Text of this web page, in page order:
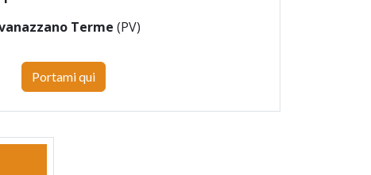
Terme (PV)
Portami qui